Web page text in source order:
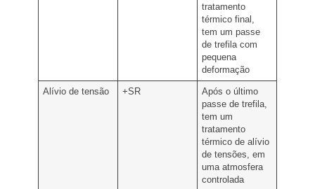
tratamento
térmico final,
tem um passe
de trefila com
pequena
deformação
Alívio de tensão +SR
Após o último
passe de trefila,
tem um
tratamento
térmico de alívio
de tensões, em
uma atmosfera
controlada